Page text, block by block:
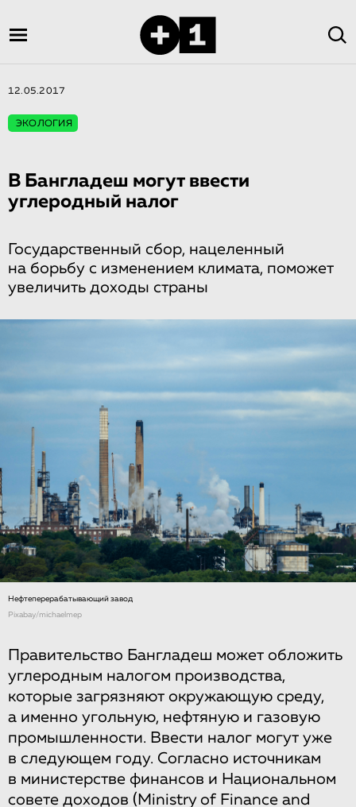
12.05.2017
ЭКОЛОГИЯ
В Бангладеш могут ввести
углеродный налог
Государственный сбор, нацеленный
на борьбу с изменением климата, поможет
увеличить доходы страны
Нефтеперерабатывающий завод
Рixabay/michaelmep
Правительство Бангладеш может обложить
углеродным налогом производства,
которые загрязняют окружающую среду,
а именно угольную, нефтяную и газовую
промышленности. Ввести налог могут уже
в следующем году. Согласно источникам
в министерстве финансов и Национальном
совете доходов (Ministry of Finance and